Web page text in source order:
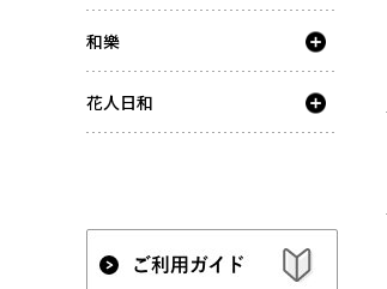
和樂
花人日和